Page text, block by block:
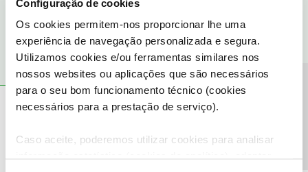
Configuração de cookies
Os cookies permitem-nos proporcionar lhe uma
experiência de navegação personalizada e segura.
Utilizamos cookies e/ou ferramentas similares nos
nossos websites ou aplicações que são necessários
para o seu bom funcionamento técnico (cookies
necessários para a prestação de serviço).
Caso aceite, poderemos utilizar cookies para analisar
brutalmente de qualidade.na minha TV é igual, começa depois da
hora e dá durante muito pouco tempo. É o que se passa consigo ?
Gabriela Nunes Forum|Forum|7 years ago
programa seguinte, este começa do princípio impossibilitando